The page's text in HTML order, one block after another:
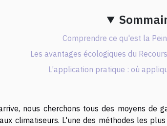
Comprendre ce qu'est la
Les avantages écologiques du
L’application pratique : où
nous cherchons tous des moyens de
climatiseurs. L'une des méthodes les